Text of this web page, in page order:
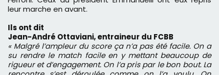
leur marche en avant.
Ils ont dit
Jean-André Ottaviani, entraineur du FCBB
« Malgré l’ampleur du score ça n’a pas été facile. On a
su rendre le match facile en y mettant beaucoup de
rigueur et d’engagement. On l’a pris par le bon bout. La